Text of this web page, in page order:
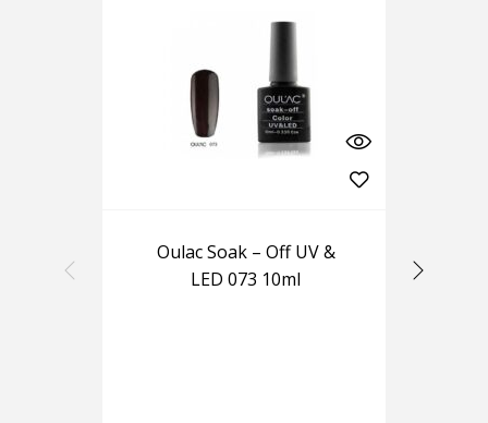
Oulac Soak – Off UV &
LED 073 10ml